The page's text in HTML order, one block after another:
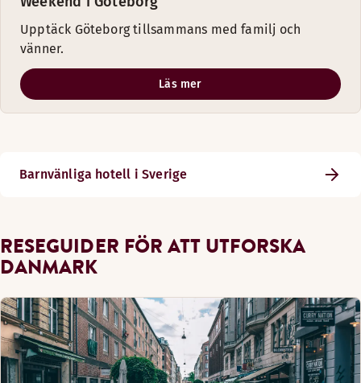
Upptäck Göteborg tillsammans med familj och
vänner.
Läs mer
Barnvänliga hotell i Sverige
RESEGUIDER FÖR ATT UTFORSKA
DANMARK